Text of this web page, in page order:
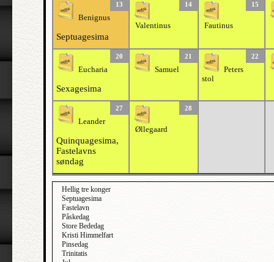
13
Benignus
Septuagesima
14
Valentinus
15
Fautinus
20
Eucharia
Sexagesima
21
Samuel
22
Peters
stol
27
Leander
Quinquagesima,
Fastelavns
søndag
28
Øllegaard
Hellig tre konger
Septuagesima
Fastelavn
Påskedag
Store Bededag
Kristi Himmelfart
Pinsedag
Trinitatis